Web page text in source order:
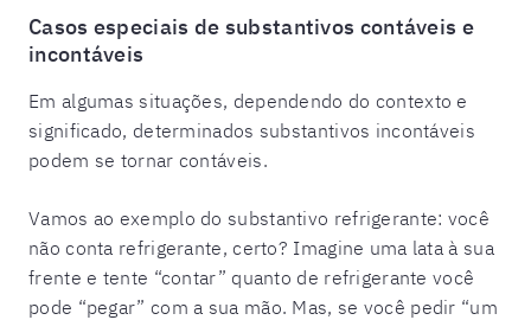
Casos especiais de substantivos contáveis e
incontáveis
Em algumas situações, dependendo do contexto e
significado, determinados substantivos incontáveis
podem se tornar contáveis.
Vamos ao exemplo do substantivo refrigerante: você
não conta refrigerante, certo? Imagine uma lata à sua
frente e tente “contar” quanto de refrigerante você
pode “pegar” com a sua mão. Mas, se você pedir “um